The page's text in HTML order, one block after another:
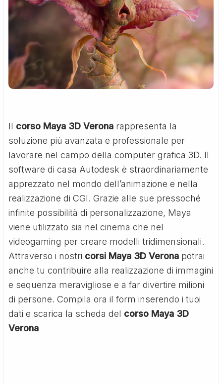
Il corso Maya 3D Verona rappresenta la
soluzione più avanzata e professionale per
lavorare nel campo della computer grafica 3D. Il
software di casa Autodesk è straordinariamente
apprezzato nel mondo dell’animazione e nella
realizzazione di CGI. Grazie alle sue pressoché
infinite possibilità di personalizzazione, Maya
viene utilizzato sia nel cinema che nel
videogaming per creare modelli tridimensionali.
Attraverso i nostri corsi Maya 3D Verona potrai
anche tu contribuire alla realizzazione di immagini
e sequenza meravigliose e a far divertire milioni
di persone. Compila ora il form inserendo i tuoi
dati e scarica la scheda del corso Maya 3D
Verona